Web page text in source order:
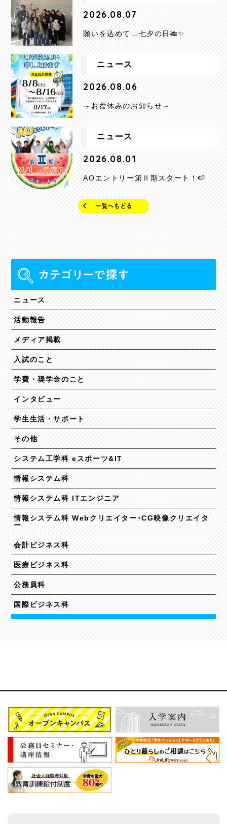
2026.08.07
願いを込めて…七夕の日🎋✨
ニュース
2026.08.06
～お盆休みのお知らせ～
ニュース
2026.08.01
AOエントリー第Ⅱ期スタート！🍉
ニュース
活動報告
メディア掲載
入試のこと
学費・奨学金のこと
インタビュー
学生生活・サポート
その他
システム工学科 eスポーツ&IT
情報システム科
情報システム科 ITエンジニア
情報システム科 Webクリエイター･CG映像クリエイタ
ー
会計ビジネス科
医療ビジネス科
公務員科
国際ビジネス科